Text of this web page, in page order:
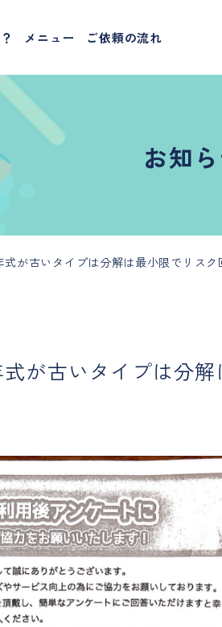
メニュー ご依頼の流れ
お知
が古いタイプは分解は最小限でリスク
が古いタイプは分解